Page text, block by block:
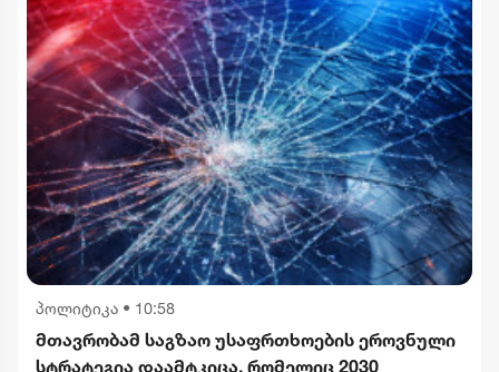
პოლიტიკა • 10:58
მთავრობამ საგზაო უსაფრთხოების ეროვნული
სტრატეგია დაამტკიცა, რომელიც 2030